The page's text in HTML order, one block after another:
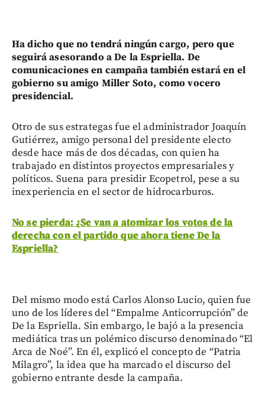
Ha dicho que no tendrá ningún cargo, pero que
seguirá asesorando a De la Espriella. De
comunicaciones en campaña también estará en el
gobierno su amigo Miller Soto, como vocero
presidencial.
Otro de sus estrategas fue el administrador Joaquín
Gutiérrez, amigo personal del presidente electo
desde hace más de dos décadas, con quien ha
trabajado en distintos proyectos empresariales y
políticos. Suena para presidir Ecopetrol, pese a su
inexperiencia en el sector de hidrocarburos.
No se pierda: ¿Se van a atomizar los votos de la
derecha con el partido que ahora tiene De la
Espriella?
Del mismo modo está Carlos Alonso Lucio, quien fue
uno de los líderes del “Empalme Anticorrupción” de
De la Espriella. Sin embargo, le bajó a la presencia
mediática tras un polémico discurso denominado “El
Arca de Noé”. En él, explicó el concepto de “Patria
Milagro”, la idea que ha marcado el discurso del
gobierno entrante desde la campaña.